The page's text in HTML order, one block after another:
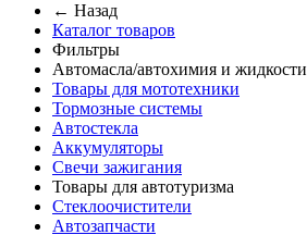
← Назад
Каталог товаров
Фильтры
Автомасла/автохимия и жидкости
Товары для мототехники
Тормозные системы
Автостекла
Аккумуляторы
Свечи зажигания
Товары для автотуризма
Стеклоочистители
Автозапчасти